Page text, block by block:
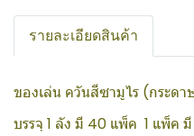
รายละเอียดสินค้า
ของเล่น ควันสีซามูไร (กระด
บรรจุ 1 ลัง มี 40 แพ็ค 1 แพ็ค มี